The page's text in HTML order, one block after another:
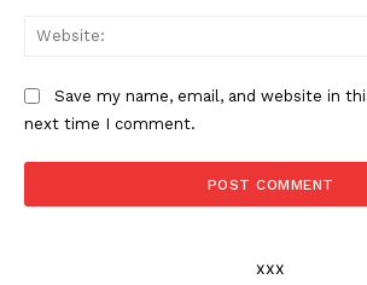
Save my name, email, and website in
next time I comment.
xxx